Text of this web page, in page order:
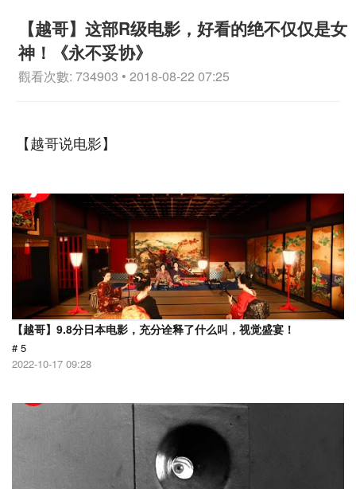
【越哥】这部R级电影，好看的绝不仅仅是女
神！《永不妥协》
觀看次數: 734903 • 2018-08-22 07:25
【越哥说电影】
【越哥】9.8分日本电影，充分诠释了什么叫，视觉盛宴！
# 5
2022-10-17 09:28